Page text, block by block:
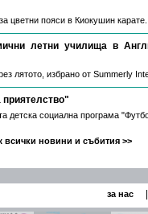
цветни пояси в Киокушин
летни училища в
лятото, избрано от Summerly
детска социална програма
всички новини и събития >>
за нас